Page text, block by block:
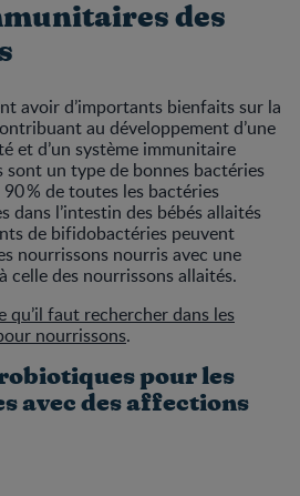
des
avoir d’importants bienfaits sur la
au développement d’une
et d’un système immunitaire
un type de bonnes bactéries
% de toutes les bactéries
dans l’intestin des bébés allaités
de bifidobactéries peuvent
nourrissons nourris avec une
celle des nourrissons allaités.
qu’il faut rechercher dans les
nourrissons.
pour les
avec des affections